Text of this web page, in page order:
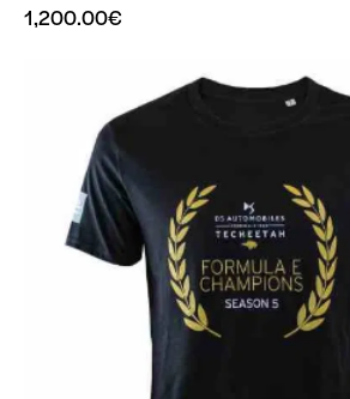
1,200.00€